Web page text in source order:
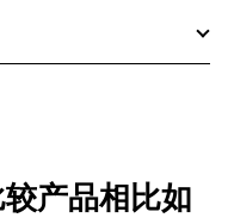
较产品相比如